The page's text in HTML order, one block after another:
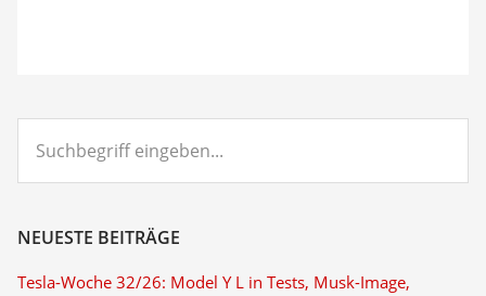
eingeben...
NEUESTE BEITRÄGE
Tesla-Woche 32/26: Model Y L in Tests, Musk-Image,